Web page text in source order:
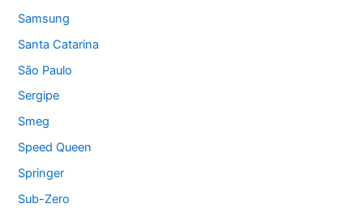
Samsung
Santa Catarina
São Paulo
Sergipe
Smeg
Speed Queen
Springer
Sub-Zero